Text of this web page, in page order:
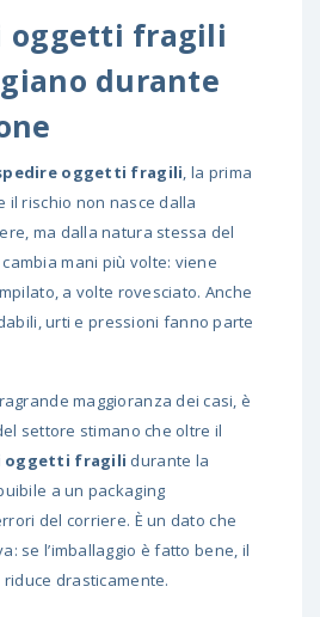
oggetti fragili
durante
oggetti fragili, la prima
il rischio non nasce dalla
ma dalla natura stessa del
mani più volte: viene
a volte rovesciato. Anche
urti e pressioni fanno parte
maggioranza dei casi, è
settore stimano che oltre il
oggetti fragili durante la
a un packaging
del corriere. È un dato che
se l’imballaggio è fatto bene, il
drasticamente.